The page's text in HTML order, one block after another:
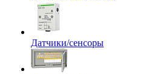
Датчики/сенсоры